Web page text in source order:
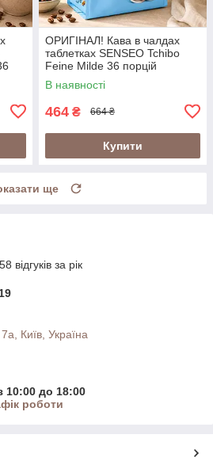
ОРИГІНАЛ! Кава в чалдах
таблетках SENSEO Tchibo
Feine Milde 36 порцій
(Сенсео монодози крема 62
мм м'яка кава)
В наявності
464 ₴ 664 ₴
Купити
ще
відгуків за рік
Київ, Україна
10:00 до 18:00
роботи